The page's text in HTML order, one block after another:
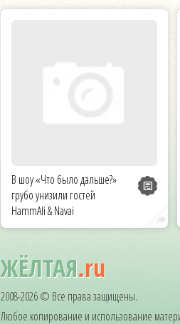
В шоу «Что было дальше?»
грубо унизили гостей
HammAli & Navai
ЖЁЛТАЯ.ru
2008-2026 © Все права защищены.
Любое копирование и использование